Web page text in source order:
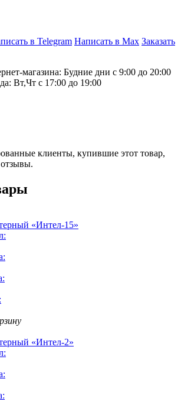
в Telegram Написать в Max Заказать
магазина: Будние дни с 9:00 до 20:00
Вт,Чт с 17:00 до 19:00
клиенты, купившие этот товар,
«Интел-15»
«Интел-2»